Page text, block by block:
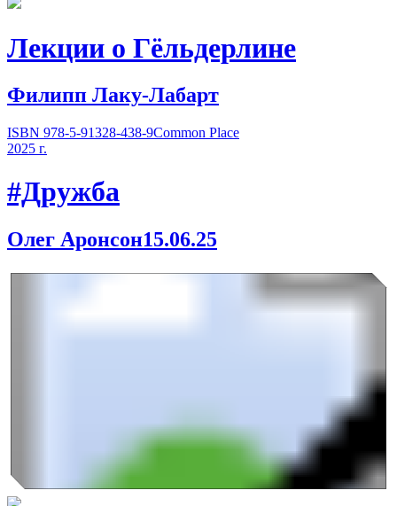
Лекции о Гёльдерлине
Филипп Лаку-Лабарт
ISBN 978-5-91328-438-9Common Place
2025 г.
#Дружба
Олег Аронсон15.06.25